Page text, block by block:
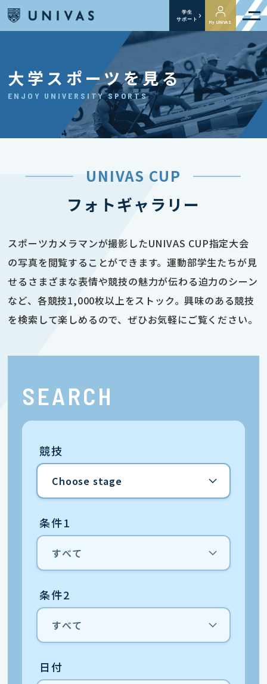
学生
サポート
My UNIVAS
大学スポーツを見る
ENJOY UNIVERSITY SPORTS
UNIVAS CUP
フォトギャラリー
スポーツカメラマンが撮影したUNIVAS CUP指定大会
の写真を閲覧することができます。運動部学生たちが見
せるさまざまな表情や競技の魅力が伝わる迫力のシーン
など、各競技1,000枚以上をストック。興味のある競技
を検索して楽しめるので、ぜひお気軽にご覧ください。
SEARCH
競技
条件1
条件2
日付